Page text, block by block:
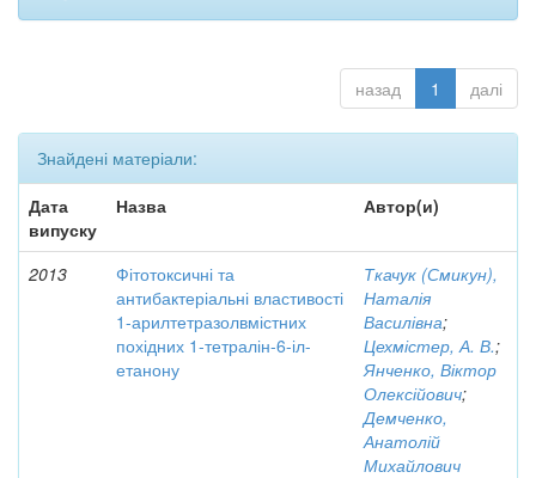
назад 1 далі
Знайдені матеріали:
Дата
випуску
Назва Автор(и)
2013
Фітотоксичні та
антибактеріальні властивості
1-арилтетразолвмістних
похідних 1-тетралін-6-іл-
етанону
Ткачук (Смикун),
Наталія
Василівна;
Цехмістер, А. В.;
Янченко, Віктор
Олексійович;
Демченко,
Анатолій
Михайлович